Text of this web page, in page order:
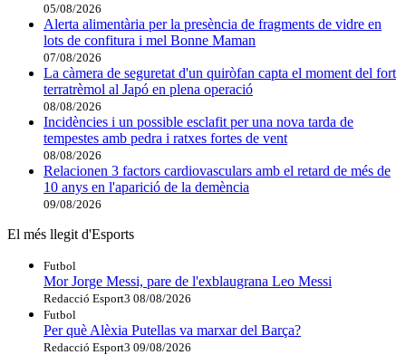
05/08/2026
Alerta alimentària per la presència de fragments de vidre en
lots de confitura i mel Bonne Maman
07/08/2026
La càmera de seguretat d'un quiròfan capta el moment del fort
terratrèmol al Japó en plena operació
08/08/2026
Incidències i un possible esclafit per una nova tarda de
tempestes amb pedra i ratxes fortes de vent
08/08/2026
Relacionen 3 factors cardiovasculars amb el retard de més de
10 anys en l'aparició de la demència
09/08/2026
El més llegit d'Esports
Futbol
Mor Jorge Messi, pare de l'exblaugrana Leo Messi
Redacció Esport3 08/08/2026
Futbol
Per què Alèxia Putellas va marxar del Barça?
Redacció Esport3 09/08/2026